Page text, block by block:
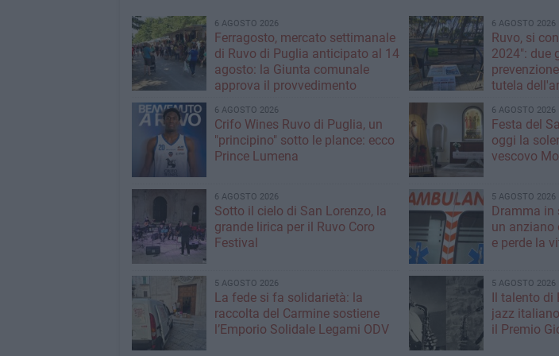
6 AGOSTO 2026
Ferragosto, mercato settimanale
di Ruvo di Puglia anticipato al 14
agosto: la Giunta comunale
approva il provvedimento
6 AGOSTO 2026
Ruvo, si
2024": due
tutela
6 AGOSTO 2026
Crifo Wines Ruvo di Puglia, un
"principino" sotto le plance: ecco
Prince Lumena
6 AGOSTO 2026
Festa del
oggi la
vescovo
6 AGOSTO 2026
Sotto il cielo di San Lorenzo, la
grande lirica per il Ruvo Coro
Festival
5 AGOSTO 2026
Dramma in
un anziano
e perde la
5 AGOSTO 2026
La fede si fa solidarietà: la
raccolta del Carmine sostiene
l’Emporio Solidale Legami ODV
5 AGOSTO 2026
Il talento di
jazz
il Premio